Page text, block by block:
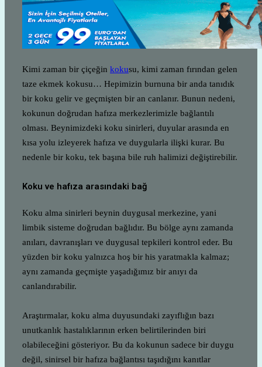
Kimi zaman bir çiçeğin kokusu, kimi zaman fırından gelen
taze ekmek kokusu… Hepimizin burnuna bir anda tanıdık
bir koku gelir ve geçmişten bir an canlanır. Bunun nedeni,
kokunun doğrudan hafıza merkezlerimizle bağlantılı
olması. Beynimizdeki koku sinirleri, duyular arasında en
kısa yolu izleyerek hafıza ve duygularla ilişki kurar. Bu
nedenle bir koku, tek başına bile ruh halimizi değiştirebilir.
Koku ve hafıza arasındaki bağ
Koku alma sinirleri beynin duygusal merkezine, yani
limbik sisteme doğrudan bağlıdır. Bu bölge aynı zamanda
anıları, davranışları ve duygusal tepkileri kontrol eder. Bu
yüzden bir koku yalnızca hoş bir his yaratmakla kalmaz;
aynı zamanda geçmişte yaşadığımız bir anıyı da
canlandırabilir.
Araştırmalar, koku alma duyusundaki zayıflığın bazı
unutkanlık hastalıklarının erken belirtilerinden biri
olabileceğini gösteriyor. Bu da kokunun sadece bir duygu
değil, sinirsel bir hafıza bağlantısı taşıdığını kanıtlar